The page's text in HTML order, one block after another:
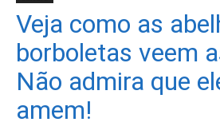
Veja como as
borboletas veem
Não admira que
amem!